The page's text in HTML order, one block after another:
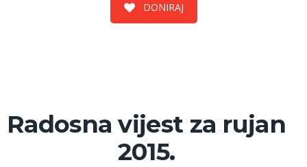
DONIRAJ
Radosna vijest za rujan
2015.